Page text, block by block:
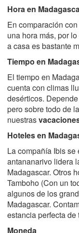
Hora en
En comparación
una hora más, por
a casa es bastante
Tiempo en
El tiempo en
cuenta con climas
desérticos.
pero sobre todo de
nuestras
Hoteles en
La compañía Ibis se
antananarivo lidera
Madagascar. Otros
Tamboho (Con un
algunos de los
Madagascar.
estancia perfecta de
Moneda